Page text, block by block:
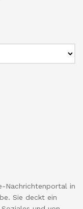
Nachrichtenportal in
Sie deckt ein